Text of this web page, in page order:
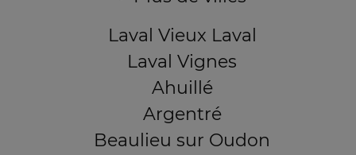
Laval Vieux Laval
Laval Vignes
Ahuillé
Argentré
Beaulieu sur Oudon